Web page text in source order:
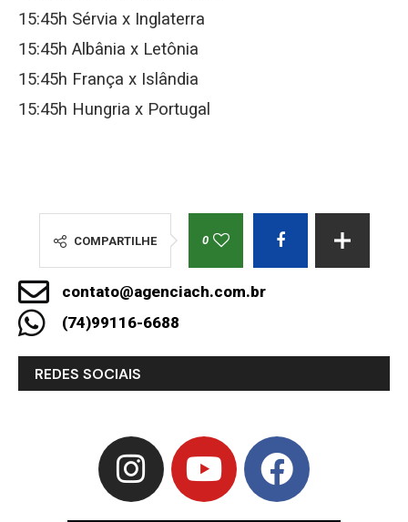
15:45h Sérvia x Inglaterra
15:45h Albânia x Letônia
15:45h França x Islândia
15:45h Hungria x Portugal
COMPARTILHE 0
contato@agenciach.com.br
(74)99116-6688
REDES SOCIAIS